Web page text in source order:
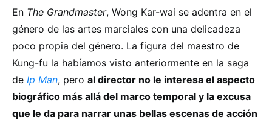
En The Grandmaster, Wong Kar-wai se adentra en el
género de las artes marciales con una delicadeza
poco propia del género. La figura del maestro de
Kung-fu la habíamos visto anteriormente en la saga
de Ip Man, pero al director no le interesa el aspecto
biográfico más allá del marco temporal y la excusa
que le da para narrar unas bellas escenas de acción